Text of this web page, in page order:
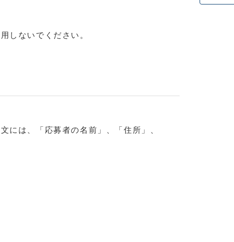
しないでください。
には、「応募者の名前」、「住所」、